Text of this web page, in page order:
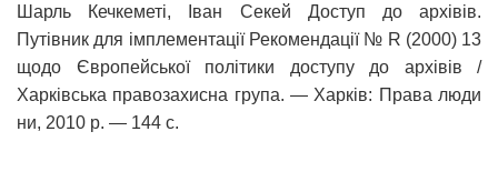
Шарль Кечкеметі, Іван Секей Доступ до архівів.
Путівник для імплементації Рекомендації № R (2000) 13
щодо Європейської політики доступу до архівів /
Харківська правозахисна група. — Харків: Права люди
ни, 2010 р. — 144 с.